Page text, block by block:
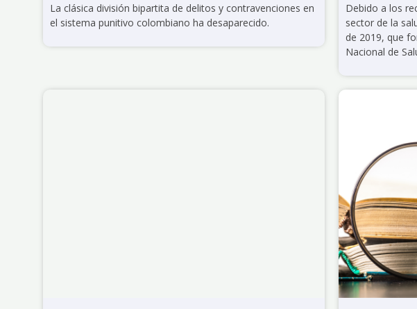
La clásica división bipartita de delitos y contravenciones en
el sistema punitivo colombiano ha desaparecido.
Debido a los
sector de la
de 2019, que
Nacional de